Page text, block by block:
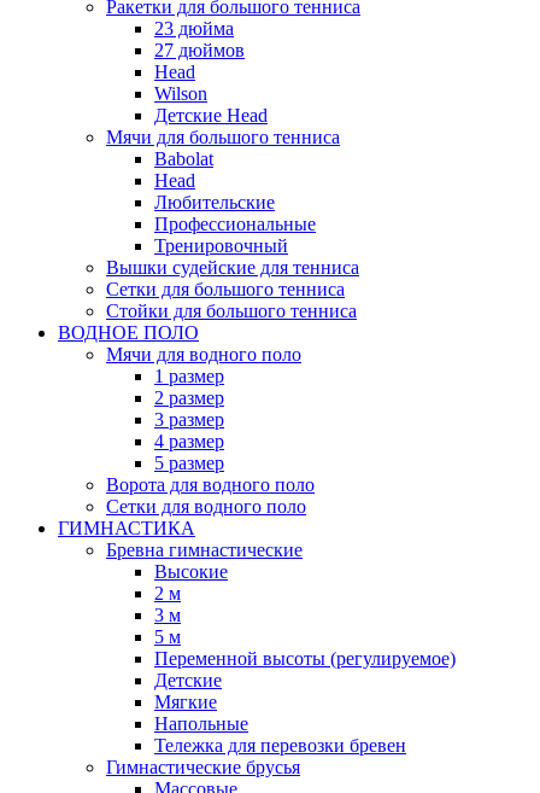
Ракетки для большого тенниса
23 дюйма
27 дюймов
Head
Wilson
Детские Head
Мячи для большого тенниса
Babolat
Head
Любительские
Профессиональные
Тренировочный
Вышки судейские для тенниса
Сетки для большого тенниса
Стойки для большого тенниса
ВОДНОЕ ПОЛО
Мячи для водного поло
1 размер
2 размер
3 размер
4 размер
5 размер
Ворота для водного поло
Сетки для водного поло
ГИМНАСТИКА
Бревна гимнастические
Высокие
2 м
3 м
5 м
Переменной высоты (регулируемое)
Детские
Мягкие
Напольные
Тележка для перевозки бревен
Гимнастические брусья
Массовые